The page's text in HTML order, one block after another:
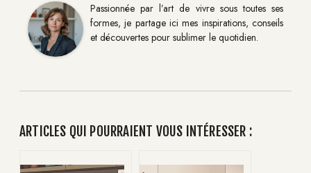
Passionnée par l’art de vivre sous toutes ses
formes, je partage ici mes inspirations, conseils
et découvertes pour sublimer le quotidien.
ARTICLES QUI POURRAIENT VOUS INTÉRESSER :